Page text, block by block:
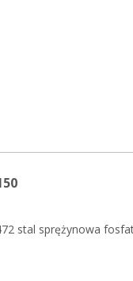
stal sprężynowa